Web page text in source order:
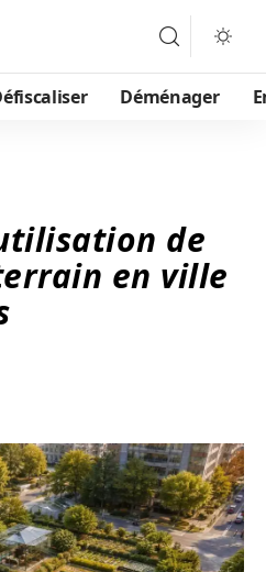
Déménager
de
en ville